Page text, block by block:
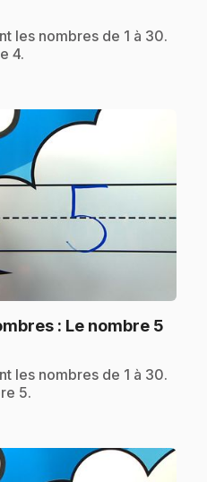
les nombres de 1 à 30.
4.
: Le nombre 5
les nombres de 1 à 30.
5.